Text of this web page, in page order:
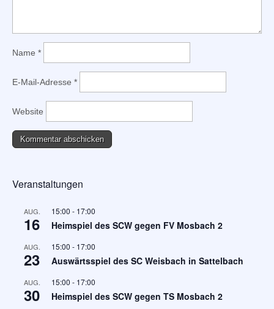
Name *
E-Mail-Adresse *
Website
Veranstaltungen
AUG.
16
15:00 - 17:00
Heimspiel des SCW gegen FV Mosbach 2
AUG.
23
15:00 - 17:00
Auswärtsspiel des SC Weisbach in Sattelbach
AUG.
30
15:00 - 17:00
Heimspiel des SCW gegen TS Mosbach 2